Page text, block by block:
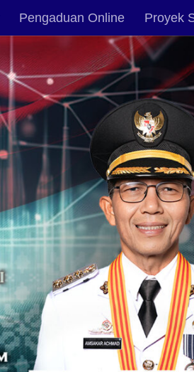
Pengaduan Online Proyek